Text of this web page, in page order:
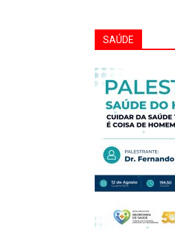
SAÚDE